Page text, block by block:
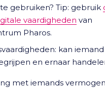
gebruiken? Tip: gebruik
vaardigheden van
Pharos.
kan
en ernaar
met iemands